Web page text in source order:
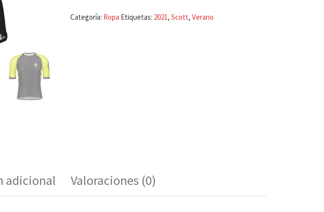
Categoría: Ropa Etiquetas: 2021, Scott, Verano
adicional Valoraciones (0)